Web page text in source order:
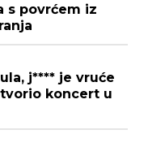
s povrćem iz
j**** je vruće
koncert u